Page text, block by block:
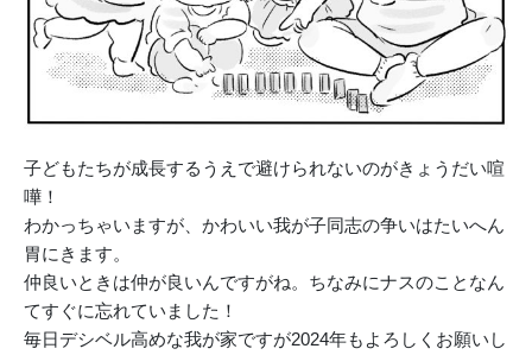
子どもたちが成長するうえで避けられないのがきょうだい喧
嘩！
わかっちゃいますが、かわいい我が子同志の争いはたいへん
胃にきます。
仲良いときは仲が良いんですがね。ちなみにナスのことなん
てすぐに忘れていました！
毎日デシベル高めな我が家ですが2024年もよろしくお願いし